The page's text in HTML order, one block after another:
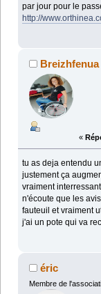
par jour pour le
http://
Breizhfenua
«
tu as deja entendu
justement ça
vraiment
n'écoute que les
fauteuil et vraiment
j'ai un pote qui va
éric
Membre de